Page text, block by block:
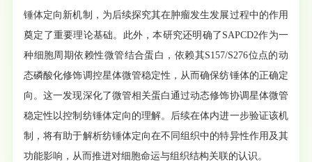
锤体定向新机制，为后续探究其在肿瘤发生发展过程中的作用
奠定了重要理论基础。此外，本研究还明确了SAPCD2作为一
种细胞周期依赖性微管结合蛋白，依赖其S157/S276位点的动
态磷酸化修饰调控星体微管稳定性，从而确保纺锤体的正确定
向。这一发现深化了微管相关蛋白通过动态修饰协调星体微管
稳定性以控制纺锤体定向的理解。后续在体内进一步验证该机
制，将有助于解析纺锤体定向在不同组织中的特异性作用及其
功能影响，从而推进对细胞命运与组织结构关联的认识。